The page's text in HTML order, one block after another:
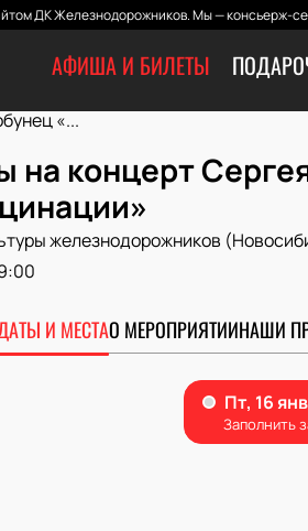
ДК Железнодорожников. Мы — консьерж-
АФИША И БИЛЕТЫ
«...
на концерт
железнодорожников
И МЕСТАО МЕРОПРИЯТИИНАШИ